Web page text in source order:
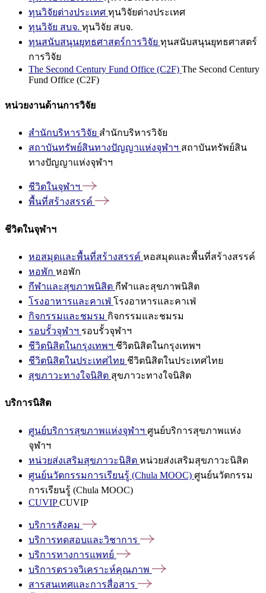
ทุนวิจัยต่างประเทศ ทุนวิจัยต่างประเทศ
ทุนวิจัย สบจ. ทุนวิจัย สบจ.
ทุนสนับสนุนยุทธศาสตร์การวิจัย ทุนสนับสนุนยุทธศาสตร์
การวิจัย
The Second Century Fund Office (C2F) The Second Century
Fund Office (C2F)
หน่วยงานด้านการวิจัย
สำนักบริหารวิจัย สำนักบริหารวิจัย
สถาบันทรัพย์สินทางปัญญาแห่งจุฬาฯ สถาบันทรัพย์สิน
ทางปัญญาแห่งจุฬาฯ
ชีวิตในจุฬาฯ
พื้นที่สร้างสรรค์
ชีวิตในจุฬาฯ
หอสมุดและพื้นที่สร้างสรรค์ หอสมุดและพื้นที่สร้างสรรค์
หอพัก หอพัก
กีฬาและสุขภาพนิสิต กีฬาและสุขภาพนิสิต
โรงอาหารและคาเฟ่ โรงอาหารและคาเฟ่
กิจกรรมและชมรม กิจกรรมและชมรม
รอบรั้วจุฬาฯ รอบรั้วจุฬาฯ
ชีวิตนิสิตในกรุงเทพฯ ชีวิตนิสิตในกรุงเทพฯ
ชีวิตนิสิตในประเทศไทย ชีวิตนิสิตในประเทศไทย
สุขภาวะทางใจนิสิต สุขภาวะทางใจนิสิต
บริการนิสิต
ศูนย์บริการสุขภาพแห่งจุฬาฯ ศูนย์บริการสุขภาพแห่ง
จุฬาฯ
หน่วยส่งเสริมสุขภาวะนิสิต หน่วยส่งเสริมสุขภาวะนิสิต
ศูนย์นวัตกรรมการเรียนรู้ (Chula MOOC) ศูนย์นวัตกรรม
การเรียนรู้ (Chula MOOC)
CUVIPCUVIP
บริการสังคม
บริการทดสอบและวิชาการ
บริการทางการแพทย์
บริการตรวจวิเคราะห์คุณภาพ
สารสนเทศและการสื่อสาร